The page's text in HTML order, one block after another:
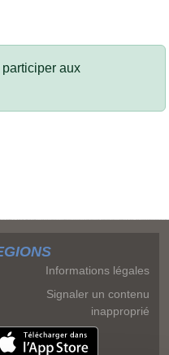
aux
Informations légales
Signaler un contenu
inapproprié